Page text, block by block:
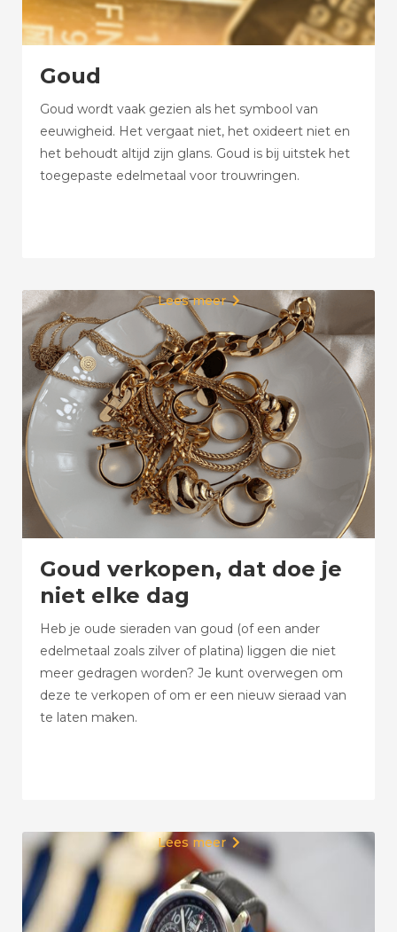
Goud
Goud wordt vaak gezien als het symbool van
eeuwigheid. Het vergaat niet, het oxideert niet en
het behoudt altijd zijn glans. Goud is bij uitstek het
toegepaste edelmetaal voor trouwringen.
Goud verkopen, dat doe je
niet elke dag
Heb je oude sieraden van goud (of een ander
edelmetaal zoals zilver of platina) liggen die niet
meer gedragen worden? Je kunt overwegen om
deze te verkopen of om er een nieuw sieraad van
te laten maken.
Lees meer 
Lees meer 